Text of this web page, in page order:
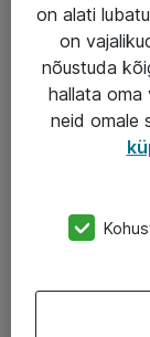
Turva- ja
AS ATEA
+372 659
Järvevana
on alati
on
nõustuda
hallata oma
neid omale